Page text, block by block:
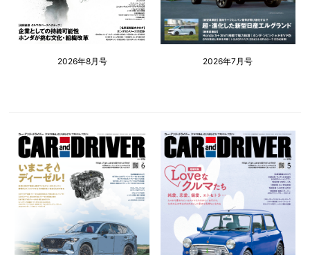
2026年8月号 2026年7月号